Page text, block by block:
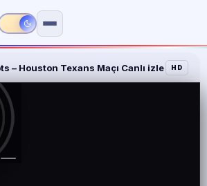
– Houston Texans Maçı Canlı izle HD